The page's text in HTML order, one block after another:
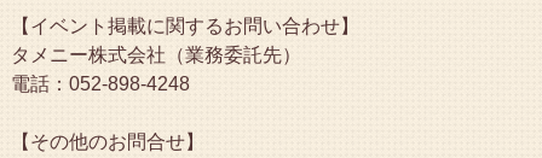
【イベント掲載に関するお問い合わせ】
タメニー株式会社（業務委託先）
電話：052-898-4248
【その他のお問合せ】